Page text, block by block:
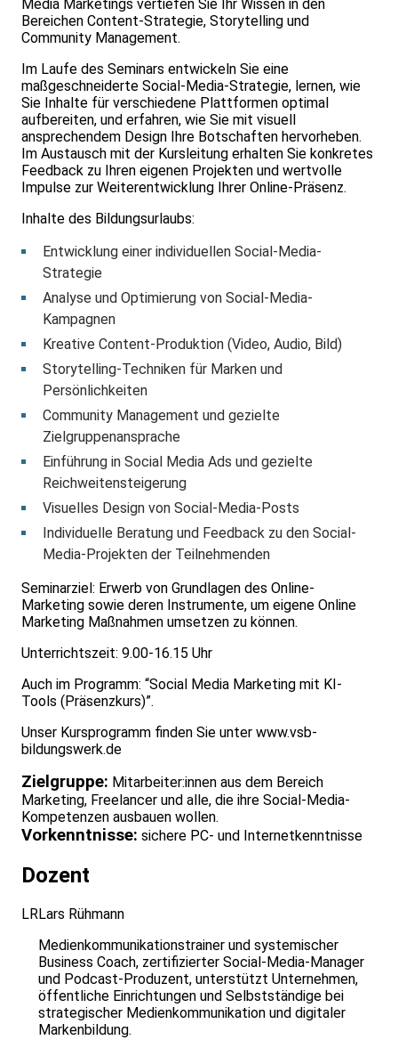
Media Marketings vertiefen Sie Ihr Wissen in den
Bereichen Content-Strategie, Storytelling und
Community Management.
Im Laufe des Seminars entwickeln Sie eine
maßgeschneiderte Social-Media-Strategie, lernen, wie
Sie Inhalte für verschiedene Plattformen optimal
aufbereiten, und erfahren, wie Sie mit visuell
ansprechendem Design Ihre Botschaften hervorheben.
Im Austausch mit der Kursleitung erhalten Sie konkretes
Feedback zu Ihren eigenen Projekten und wertvolle
Impulse zur Weiterentwicklung Ihrer Online-Präsenz.
Inhalte des Bildungsurlaubs:
Entwicklung einer individuellen Social-Media-
Strategie
Analyse und Optimierung von Social-Media-
Kampagnen
Kreative Content-Produktion (Video, Audio, Bild)
Storytelling-Techniken für Marken und
Persönlichkeiten
Community Management und gezielte
Zielgruppenansprache
Einführung in Social Media Ads und gezielte
Reichweitensteigerung
Visuelles Design von Social-Media-Posts
Individuelle Beratung und Feedback zu den Social-
Media-Projekten der Teilnehmenden
Seminarziel: Erwerb von Grundlagen des Online-
Marketing sowie deren Instrumente, um eigene Online
Marketing Maßnahmen umsetzen zu können.
Unterrichtszeit: 9.00-16.15 Uhr
Auch im Programm: “Social Media Marketing mit KI-
Tools (Präsenzkurs)”.
Unser Kursprogramm finden Sie unter www.vsb-
bildungswerk.de
Zielgruppe: Mitarbeiter:innen aus dem Bereich
Marketing, Freelancer und alle, die ihre Social-Media-
Kompetenzen ausbauen wollen.
Vorkenntnisse: sichere PC- und Internetkenntnisse
Dozent
LRLars Rühmann
Medienkommunikationstrainer und systemischer
Business Coach, zertifizierter Social-Media-Manager
und Podcast-Produzent, unterstützt Unternehmen,
öffentliche Einrichtungen und Selbstständige bei
strategischer Medienkommunikation und digitaler
Markenbildung.